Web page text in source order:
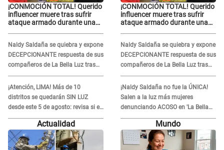
¡CONMOCIÓN TOTAL! Querido
influencer muere tras sufrir
ataque armado durante una
Naldy Saldaña se quiebra y expone
DECEPCIONANTE respuesta de sus
compañeros de La Bella Luz tras
sufrir agresión: "Sabían lo que
pasaba"
¡Atención, LIMA! Más de 10
distritos se quedarán SIN LUZ
desde este 5 de agosto: revisa si el
tuyo está en la lista
¡CONMOCIÓN TOTAL! Querido
influencer muere tras sufrir
ataque armado durante una
Naldy Saldaña se quiebra y expone
DECEPCIONANTE respuesta de sus
compañeros de La Bella Luz tras
sufrir agresión: "Sabían lo que
pasaba"
¡Naldy Saldaña no fue la ÚNICA!
Salen a la luz más mujeres
denunciando ACOSO en 'La Bella
Luz' por parte de director
Actualidad Mundo